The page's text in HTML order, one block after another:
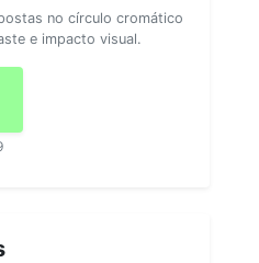
no círculo cromático
e impacto visual.